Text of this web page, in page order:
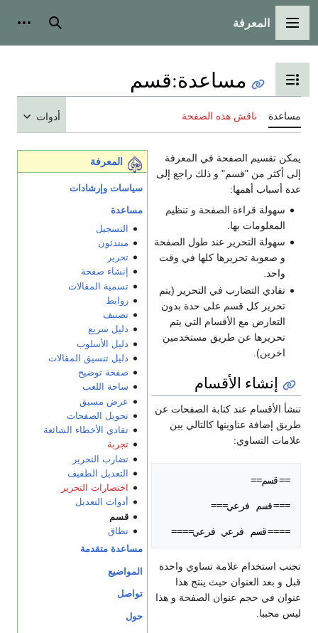
القائمة الرئيسية
المعرفة بحث
تبديل عرض جدول المحتويات
مساعدة:قسم
مساعدة ناقش هذه الصفحة أدوات
المعرفة
سياسات وإرشادات
مساعدة
التسجيل
مبتدئون
تحرير
إنشاء صفحة
تسمية المقالات
روابط
تصنيف
دليل سريع
دليل الأسلوب
دليل تنسيق المقالات
صفحة توضيح
ساحة اللعب
عرض مسبق
تحويل الصفحات
تفادي الأخطاء الشائعة
تجربة
تضارب التحرير
التعديل الطفيف
اختصارات التحرير
أدوات التعديل
قسم
نطاق
مساعدة متقدمة
المواضيع
تواصل
حول
يمكن تقسيم الصفحة في المعرفة
إلى أكثر من "قسم" و ذلك راجع إلى
عدة أسباب أهمها:
سهولة قراءة الصفحة و تنظيم
المعلومات بها.
سهولة التحرير عند طول الصفحة
و صعوبة تحريرها كلها في وقت
واحد.
تفادي التضارب في التحرير (يتم
تحرير كل قسم على حدة بدون
التعارض مع الأقسام التي يتم
تحريرها عن طريق مستخدمين
اخرين).
إنشاء الأقسام
تنشأ الأقسام عند كتابة الصفحات عن
طريق إضافة عناوينها كالتالي بين
علامات التساوي:
====قسم فرعي فرعي====
تجنب استخدام علامة تساوي واحدة
قبل و بعد العنوان حيث ينتج هذا
عنوان في حجم عنوان الصفحة و هذا
ليس محببا.